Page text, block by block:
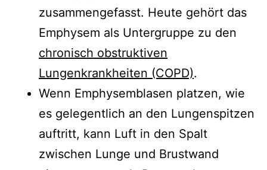
zusammengefasst. Heute gehört das
Emphysem als Untergruppe zu den
chronisch obstruktiven
Lungenkrankheiten (COPD).
Wenn Emphysemblasen platzen, wie
es gelegentlich an den Lungenspitzen
auftritt, kann Luft in den Spalt
zwischen Lunge und Brustwand